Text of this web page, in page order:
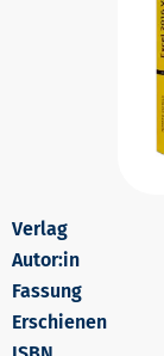
Autor:in
Erschienen